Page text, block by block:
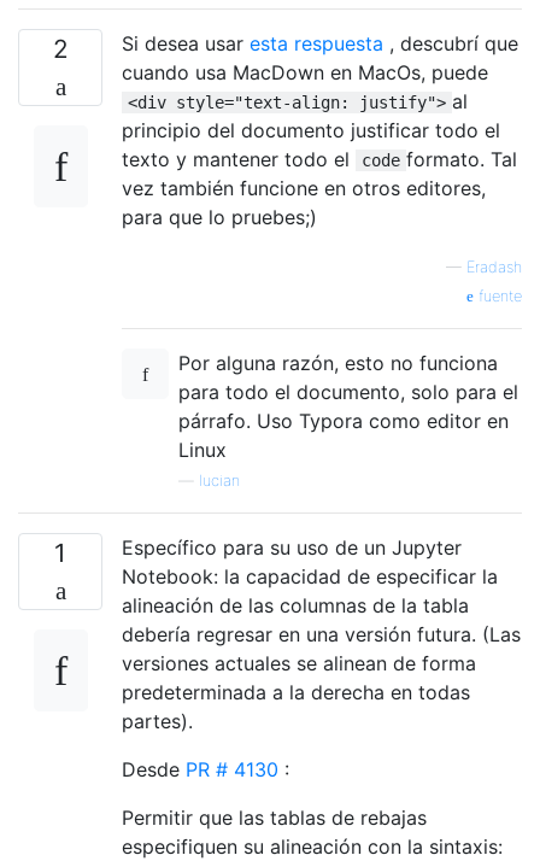
2 Si desea usar esta respuesta , descubrí que
cuando usa MacDown en MacOs, puede
<div style="text-align: justify"> al
principio del documento justificar todo el
texto y mantener todo el
code formato. Tal
vez también funcione en otros editores,
para que lo pruebes;)
— Eradash
fuente
Por alguna razón, esto no funciona
para todo el documento, solo para el
párrafo. Uso Typora como editor en
Linux
lucian
1
Específico para su uso de un Jupyter
Notebook: la capacidad de especificar la
alineación de las columnas de la tabla
debería regresar en una versión futura. (Las
versiones actuales se alinean de forma
predeterminada a la derecha en todas
partes).
Desde PR # 4130 :
Permitir que las tablas de rebajas
especifiquen su alineación con la sintaxis: